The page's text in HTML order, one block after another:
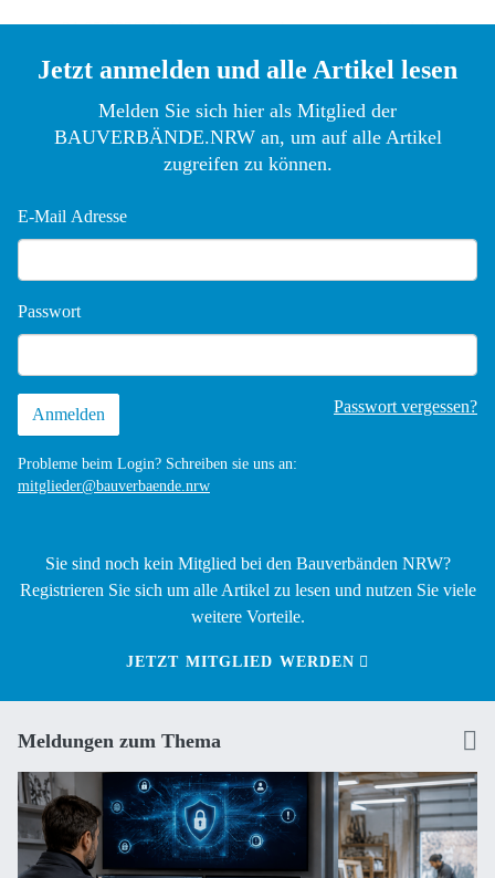
21.05.2026ZDH-Umfrageergebnisse zeigen Hürden bei
Jetzt anmelden und alle Artikel lesen
Melden Sie sich hier als Mitglied der
BAUVERBÄNDE.NRW an, um auf alle Artikel
zugreifen zu können.
E-Mail Adresse
Passwort
Passwort vergessen?
Probleme beim Login? Schreiben sie uns an:
mitglieder@bauverbaende.nrw
Sie sind noch kein Mitglied bei den Bauverbänden NRW?
Registrieren Sie sich um alle Artikel zu lesen und nutzen Sie viele
weitere Vorteile.
JETZT MITGLIED WERDEN
Meldungen zum Thema